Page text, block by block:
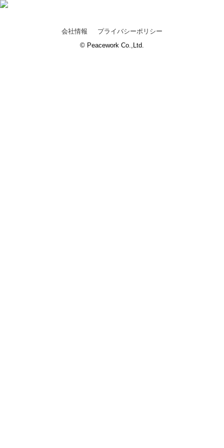
会社情報
プライバシーポリシー
© Peacework Co.,Ltd.